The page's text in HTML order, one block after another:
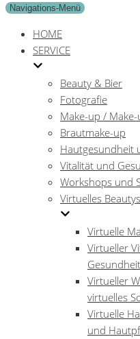
Navigations-Menü
HOME
SERVICE
Beauty & Bier
Fotografie
Make-up /
Brautmake-up
Hautgesundheit
Vitalität und
Workshops und
Virtuelles
Virtuelle
Virtueller
Virtueller
virtuelles
Virtuelle
und